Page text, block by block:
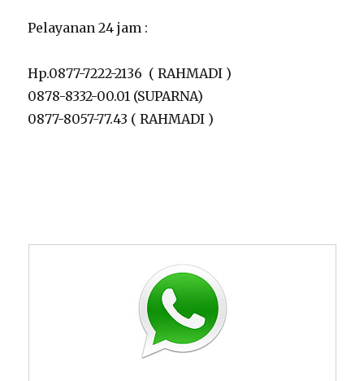
Pelayanan 24 jam :
Hp.0877-7222-2136 ( RAHMADI )
0878-8332-00.01 (SUPARNA)
0877-8057-77.43 ( RAHMADI )